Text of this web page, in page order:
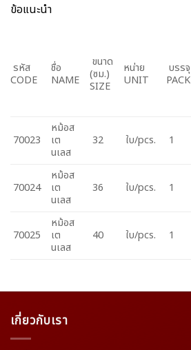
ข้อแนะนำ
รหัส
CODE
ชื่อ
NAME
ขนาด
(ซม.)
SIZE
หน่าย
UNIT
บรรจุ
PACK
70023
หม้อส
เต
นเลส
32 ใบ/pcs. 1
70024
หม้อส
เต
นเลส
36 ใบ/pcs. 1
70025
หม้อส
เต
นเลส
40 ใบ/pcs. 1
เกี่ยวกับเรา